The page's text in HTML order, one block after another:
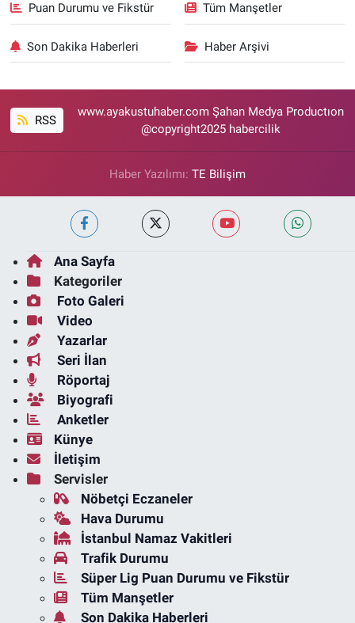
Puan Durumu ve Fikstür Tüm Manşetler
Son Dakika Haberleri Haber Arşivi
RSS
www.ayakustuhaber.com Şahan Medya Productıon
@copyright2025 habercilik
Haber Yazılımı: TE Bilişim
Ana Sayfa
Kategoriler
Foto Galeri
Video
Yazarlar
Seri İlan
Röportaj
Biyografi
Anketler
Künye
İletişim
Servisler
Nöbetçi Eczaneler
Hava Durumu
İstanbul Namaz Vakitleri
Trafik Durumu
Süper Lig Puan Durumu ve Fikstür
Tüm Manşetler
Son Dakika Haberleri